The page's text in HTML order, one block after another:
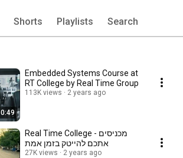
Shorts Playlists Search
0:49
Embedded Systems Course at
RT College by Real Time Group
113K views 2 years ago
Real Time College - מכניסים
אתכם להייטק בזמן אמת
27K views 2 years ago